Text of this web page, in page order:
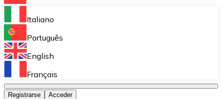
Bitnovo Ramp
Integra nuestra solución en tu plataforma.
Bitnovo Giftcards
Bitnovo OTC
Italiano
Português
English
Français
Registrarse Acceder